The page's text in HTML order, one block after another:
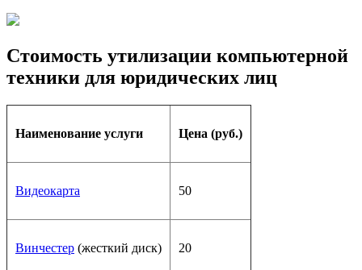
Стоимость утилизации компьютерной
техники для юридических лиц
Наименование услуги Цена (руб.)
Видеокарта 50
Винчестер (жесткий диск) 20